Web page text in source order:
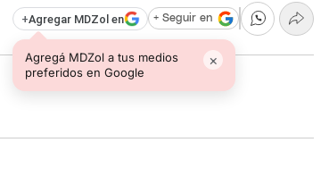
+Agregar MDZol en
Agregá MDZol a tus medios
preferidos en Google
×
+ Seguir en